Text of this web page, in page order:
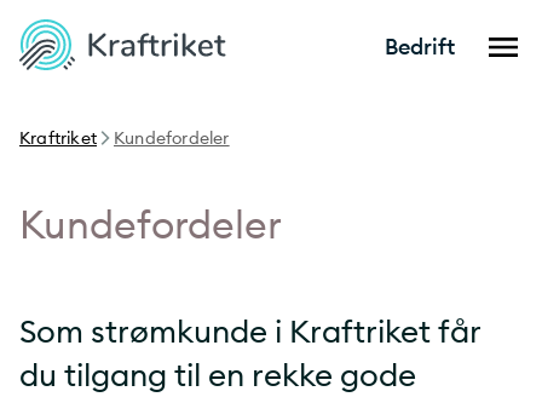
Bedrift
Kraftriket Kundefordeler
Kundefordeler
Som strømkunde i Kraftriket får
du tilgang til en rekke gode